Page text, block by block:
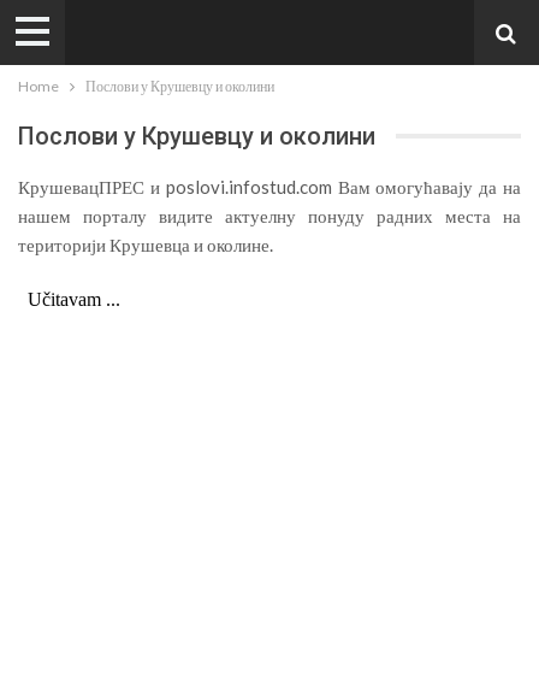
Home Послови у Крушевцу и околини
Послови у Крушевцу и околини
КрушевацПРЕС и poslovi.infostud.com Вам омогућавају да на
нашем порталу видите актуелну понуду радних места на
територији Крушевца и околине.